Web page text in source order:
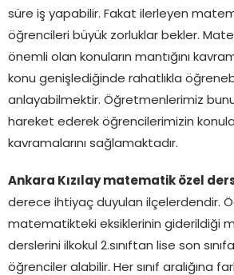
süre iş yapabilir. Fakat ilerleyen
öğrencileri büyük zorluklar bekler.
önemli olan konuların mantığını
konu genişlediğinde rahatlıkla
anlayabilmektir. Öğretmenlerimiz
hareket ederek öğrencilerimizin
kavramalarını sağlamaktadır.
Ankara Kızılay matematik özel
derece ihtiyaç duyulan ilçelerdendir.
matematikteki eksiklerinin giderildiği
derslerini ilkokul 2.sınıftan lise son
öğrenciler alabilir. Her sınıf aralığına